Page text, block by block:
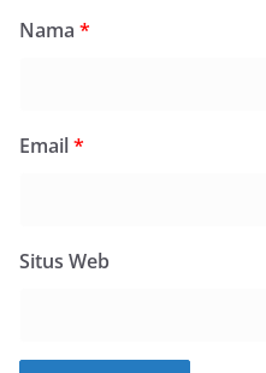
Nama *
Email*
Situs Web